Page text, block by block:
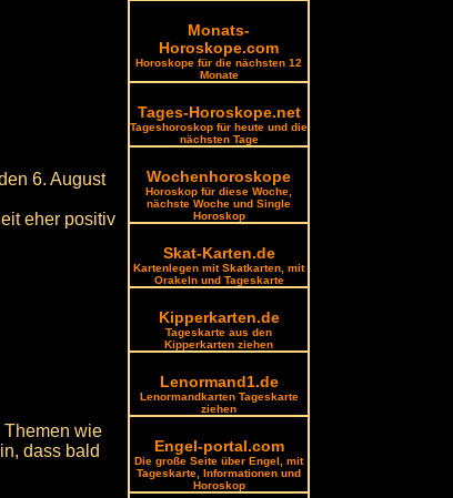
6. August
eher positiv
Themen wie
dass bald
Monats-
Horoskope.com
Horoskope für die nächsten 12
Monate
Tages-Horoskope.net
Tageshoroskop für heute und die
nächsten Tage
Wochenhoroskope
Horoskop für diese Woche,
nächste Woche und Single
Horoskop
Skat-Karten.de
Kartenlegen mit Skatkarten, mit
Orakeln und Tageskarte
Kipperkarten.de
Tageskarte aus den
Kipperkarten ziehen
Lenormand1.de
Lenormandkarten Tageskarte
ziehen
Engel-portal.com
Die große Seite über Engel, mit
Tageskarte, Informationen und
Horoskop